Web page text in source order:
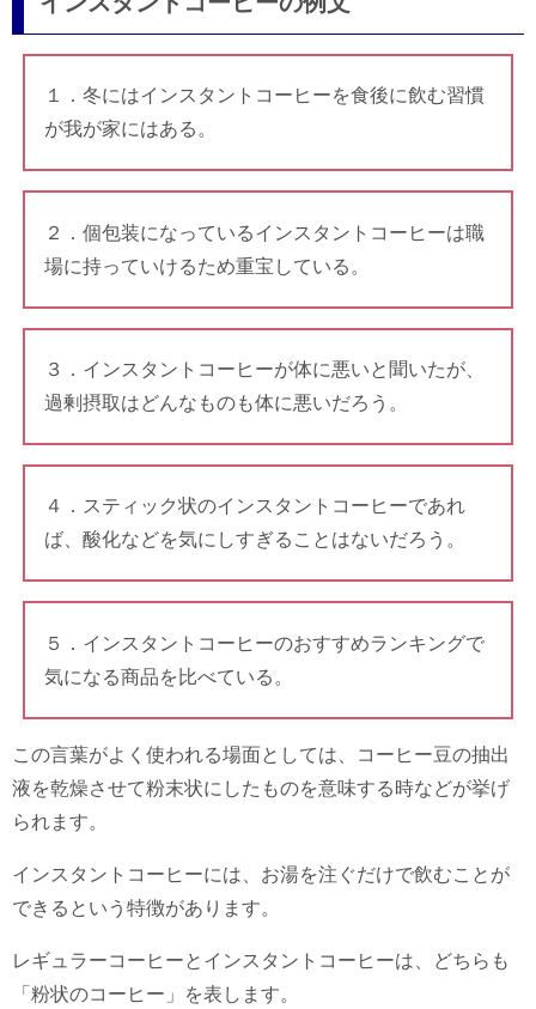
１．冬にはインスタントコーヒーを食後に飲む習慣
が我が家にはある。
２．個包装になっているインスタントコーヒーは職
場に持っていけるため重宝している。
３．インスタントコーヒーが体に悪いと聞いたが、
過剰摂取はどんなものも体に悪いだろう。
４．スティック状のインスタントコーヒーであれ
ば、酸化などを気にしすぎることはないだろう。
５．インスタントコーヒーのおすすめランキングで
気になる商品を比べている。
この言葉がよく使われる場面としては、コーヒー豆の抽出
液を乾燥させて粉末状にしたものを意味する時などが挙げ
られます。
インスタントコーヒーには、お湯を注ぐだけで飲むことが
できるという特徴があります。
レギュラーコーヒーとインスタントコーヒーは、どちらも
「粉状のコーヒー」を表します。